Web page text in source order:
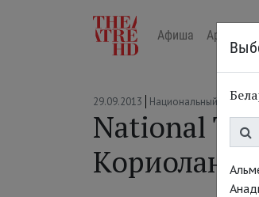
Афиша Арт-
29.09.2013 Национальный театр
National
Кориолан